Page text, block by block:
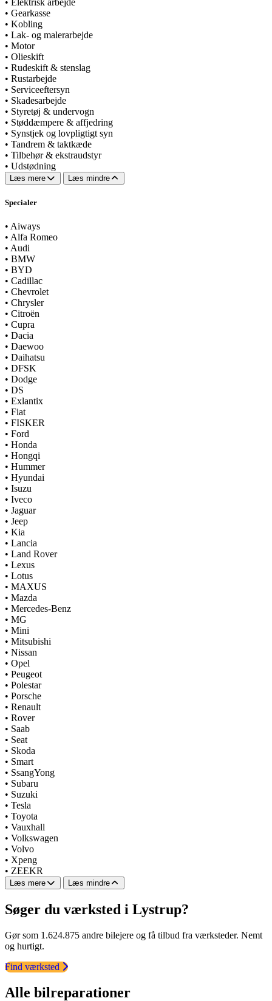
• Gearkasse
• Kobling
• Lak- og malerarbejde
• Motor
• Olieskift
• Rudeskift & stenslag
• Rustarbejde
• Serviceeftersyn
• Skadesarbejde
• Styretøj & undervogn
• Støddæmpere & affjedring
• Synstjek og lovpligtigt syn
• Tandrem & taktkæde
• Tilbehør & ekstraudstyr
• Udstødning
Læs mere Læs mindre
Specialer
• Aiways
• Alfa Romeo
• Audi
• BMW
• BYD
• Cadillac
• Chevrolet
• Chrysler
• Citroën
• Cupra
• Dacia
• Daewoo
• Daihatsu
• DFSK
• Dodge
• DS
• Exlantix
• Fiat
• FISKER
• Ford
• Honda
• Hongqi
• Hummer
• Hyundai
• Isuzu
• Iveco
• Jaguar
• Jeep
• Kia
• Lancia
• Land Rover
• Lexus
• Lotus
• MAXUS
• Mazda
• Mercedes-Benz
• MG
• Mini
• Mitsubishi
• Nissan
• Opel
• Peugeot
• Polestar
• Porsche
• Renault
• Rover
• Saab
• Seat
• Skoda
• Smart
• SsangYong
• Subaru
• Suzuki
• Tesla
• Toyota
• Vauxhall
• Volkswagen
• Volvo
• Xpeng
• ZEEKR
Læs mere Læs mindre
Søger du værksted i Lystrup?
Gør som 1.624.875 andre bilejere og få tilbud fra værksteder. Nemt
og hurtigt.
Find værksted
Alle bilreparationer